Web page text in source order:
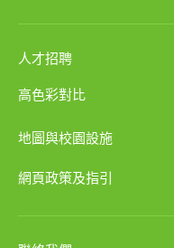
人才招聘
高色彩對比
地圖與校園設施
網頁政策及指引